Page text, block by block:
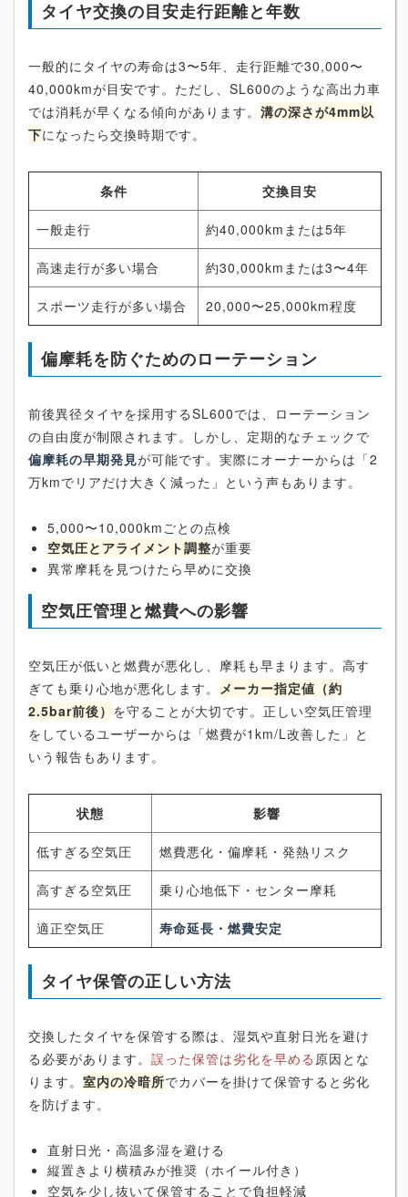
タイヤ交換の目安走行距離と年数
一般的にタイヤの寿命は3〜5年、走行距離で30,000〜
40,000kmが目安です。ただし、SL600のような高出力車
では消耗が早くなる傾向があります。 溝の深さが4mm以
下になったら交換時期です。
条件 交換目安
一般走行 約40,000kmまたは5年
高速走行が多い場合 約30,000kmまたは3〜4年
スポーツ走行が多い場合 20,000〜25,000km程度
偏摩耗を防ぐためのローテーション
前後異径タイヤを採用するSL600では、ローテーション
の自由度が制限されます。しかし、定期的なチェックで
偏摩耗の早期発見が可能です。実際にオーナーからは「2
万kmでリアだけ大きく減った」という声もあります。
5,000〜10,000kmごとの点検
空気圧とアライメント調整が重要
異常摩耗を見つけたら早めに交換
空気圧管理と燃費への影響
空気圧が低いと燃費が悪化し、摩耗も早まります。高す
ぎても乗り心地が悪化します。
メーカー指定値（約
2.5bar前後） を守ることが大切です。正しい空気圧管理
をしているユーザーからは「燃費が1km/L改善した」と
いう報告もあります。
状態 影響
低すぎる空気圧 燃費悪化・偏摩耗・発熱リスク
高すぎる空気圧 乗り心地低下・センター摩耗
適正空気圧 寿命延長・燃費安定
タイヤ保管の正しい方法
交換したタイヤを保管する際は、湿気や直射日光を避け
る必要があります。 誤った保管は劣化を早める 原因とな
ります。 室内の冷暗所でカバーを掛けて保管すると劣化
を防げます。
直射日光・高温多湿を避ける
縦置きより横積みが推奨（ホイール付き）
空気を少し抜いて保管することで負担軽減